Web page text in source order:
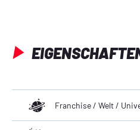
Franchise / Welt /